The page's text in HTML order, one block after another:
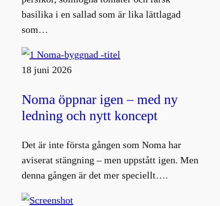
basilika i en sallad som är lika lättlagad
som…
18 juni 2026
Noma öppnar igen – med ny
ledning och nytt koncept
Det är inte första gången som Noma har
aviserat stängning – men uppstått igen. Men
denna gången är det mer speciellt….